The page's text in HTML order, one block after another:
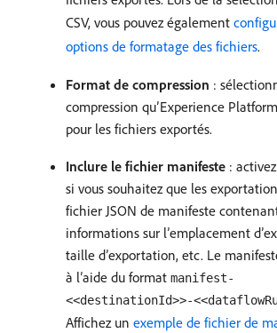
CSV, vous pouvez également
options de formatage des fichiers.
Format de compression :
compression qu’Experience
pour les fichiers exportés.
Inclure le fichier manifeste :
si vous souhaitez que les
fichier JSON de manifeste
informations sur l’emplacement
taille d’exportation, etc. Le
à l’aide du format manifest-
<<destinationId>>-
Affichez un exemple de fichier de